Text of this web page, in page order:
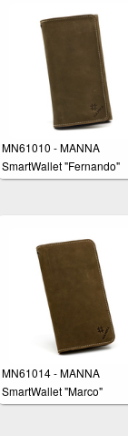
MN61010 - MANNA
SmartWallet "Fernando"
MN61014 - MANNA
SmartWallet "Marco"
Displaydiagonale bis 5,2"